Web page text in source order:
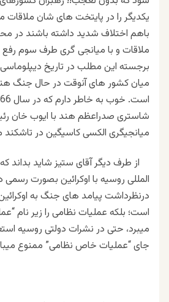
یکدیگر را در پایتخت های شان ملاقات
باهم اختلاف شدید داشته باشند در
ملاقات و با میانجی گری طرف سوم
برجسته این مطلب در تاریخ دیپلوماسی
میان کشور های آنوقت در حال جنگ
شاستری صدراعظم هند با ایوب خان
میانجیگری الکسی کاسیگین در تاشکند
از طرف دیگر آقای ستیز شاید بداند
المللی روسیه با اوکرائین بصورت
درنظرداشت پیامد های جنگ به
است؛ بلکه عملیات نظامی را زیر نام
میبرد، حتی در نشرات دولتی روسیه
جای “عملیات خاص نظامی” ممنوع